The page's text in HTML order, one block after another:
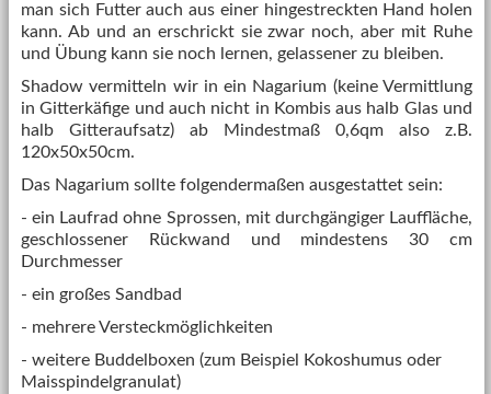
man sich Futter auch aus einer hingestreckten Hand holen
kann. Ab und an erschrickt sie zwar noch, aber mit Ruhe
und Übung kann sie noch lernen, gelassener zu bleiben.
Shadow vermitteln wir in ein Nagarium (keine Vermittlung
in Gitterkäfige und auch nicht in Kombis aus halb Glas und
halb Gitteraufsatz) ab Mindestmaß 0,6qm also z.B.
120x50x50cm.
Das Nagarium sollte folgendermaßen ausgestattet sein:
- ein Laufrad ohne Sprossen, mit durchgängiger Lauffläche,
geschlossener Rückwand und mindestens 30 cm
Durchmesser
- ein großes Sandbad
- mehrere Versteckmöglichkeiten
- weitere Buddelboxen (zum Beispiel Kokoshumus oder
Maisspindelgranulat)